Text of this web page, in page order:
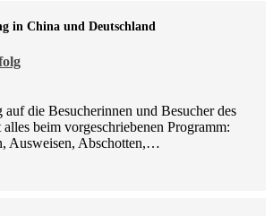
in China und Deutschland
die Besucherinnen und Besucher des
beim vorgeschriebenen Programm:
Ausweisen, Abschotten,…